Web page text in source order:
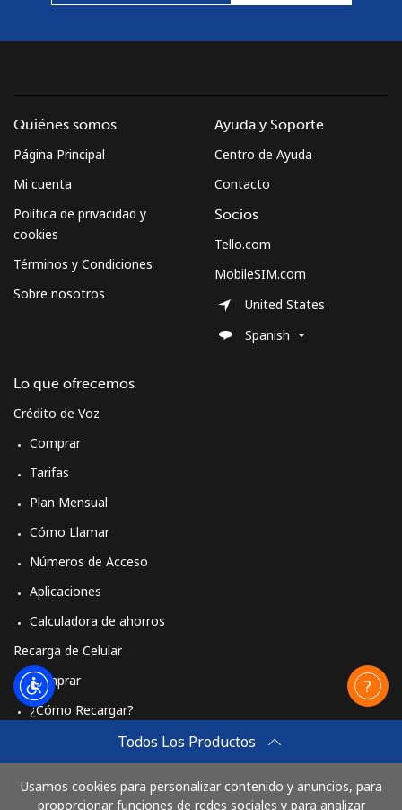
Todos Los Productos
Usamos cookies para personalizar contenido y anuncios, para
proporcionar funciones de redes sociales y para analizar
Quiénes somos
Página Principal
Mi cuenta
Política de privacidad y
cookies
Términos y Condiciones
Sobre nosotros
Lo que ofrecemos
Crédito de Voz
Comprar
Tarifas
Plan Mensual
Cómo Llamar
Números de Acceso
Aplicaciones
Calculadora de ahorros
Recarga de Celular
Comprar
¿Cómo Recargar?
Comprar
Cómo funciona
Ayuda y Soporte
Centro de Ayuda
Contacto
Socios
Tello.com
MobileSIM.com
United States
Spanish